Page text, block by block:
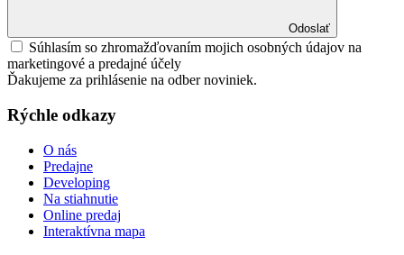
Odoslať
Súhlasím so zhromažďovaním mojich osobných údajov na
marketingové a predajné účely
Ďakujeme za prihlásenie na odber noviniek.
Rýchle odkazy
O nás
Predajne
Developing
Na stiahnutie
Online predaj
Interaktívna mapa